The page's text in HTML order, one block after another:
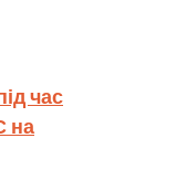
час
на